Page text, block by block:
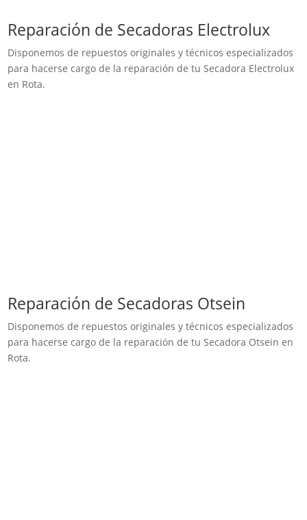
Reparación de Secadoras Electrolux
Disponemos de repuestos originales y técnicos especializados
para hacerse cargo de la reparación de tu Secadora Electrolux
en Rota.
Reparación de Secadoras Otsein
Disponemos de repuestos originales y técnicos especializados
para hacerse cargo de la reparación de tu Secadora Otsein en
Rota.